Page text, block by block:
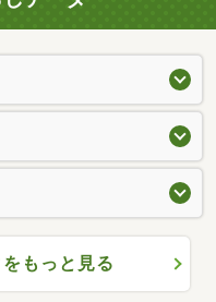
もっと見る